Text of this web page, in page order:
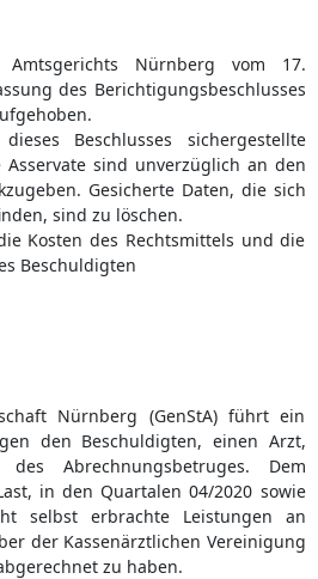
Nürnberg vom 17.
des Berichtigungsbeschlusses
Beschlusses sichergestellte
sind unverzüglich an den
Gesicherte Daten, die sich
sind zu löschen.
Kosten des Rechtsmittels und die
Beschuldigten
Nürnberg (GenStA) führt ein
den Beschuldigten, einen Arzt,
Abrechnungsbetruges. Dem
in den Quartalen 04/2020 sowie
selbst erbrachte Leistungen an
der Kassenärztlichen Vereinigung
zu haben.